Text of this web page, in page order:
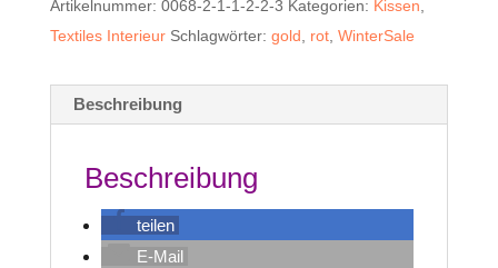
Artikelnummer: 0068-2-1-1-2-2-3 Kategorien: Kissen
Textiles Interieur Schlagwörter: gold rot, WinterSale
Beschreibung
Beschreibung
teilen
E-Mail